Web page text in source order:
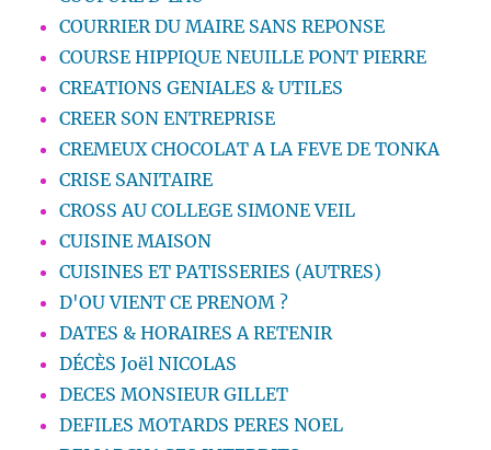
COURRIER DU MAIRE SANS REPONSE
COURSE HIPPIQUE NEUILLE PONT PIERRE
CREATIONS GENIALES & UTILES
CREER SON ENTREPRISE
CREMEUX CHOCOLAT A LA FEVE DE TONKA
CRISE SANITAIRE
CROSS AU COLLEGE SIMONE VEIL
CUISINE MAISON
CUISINES ET PATISSERIES (AUTRES)
D'OU VIENT CE PRENOM ?
DATES & HORAIRES A RETENIR
DÉCÈS Joël NICOLAS
DECES MONSIEUR GILLET
DEFILES MOTARDS PERES NOEL